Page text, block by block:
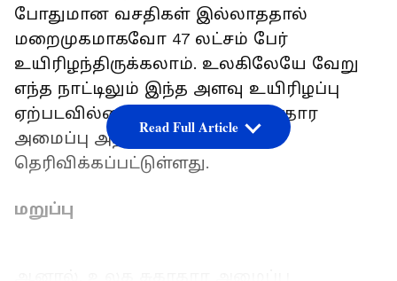
போதுமான வசதிகள் இல்லாததால்
மறைமுகமாகவோ 47 லட்சம் பேர்
உயிரிழந்திருக்கலாம். உலகிலேயே வேறு
எந்த நாட்டிலும் இந்த அளவு உயிரிழப்பு
ஏற்படவில்லை என்று உலக சுகாதார
அமைப்பு அறிக்கையில்
தெரிவிக்கப்பட்டுள்ளது.
மறுப்பு
Read Full Article